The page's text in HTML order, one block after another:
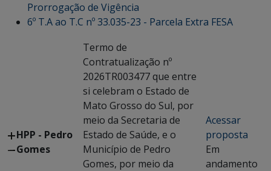
Prorrogação de Vigência
6º T.A ao T.C nº 33.035-23 - Parcela Extra FESA
HPP - Pedro
Gomes
Termo de
Contratualização nº
2026TR003477 que entre
si celebram o Estado de
Mato Grosso do Sul, por
meio da Secretaria de
Estado de Saúde, e o
Município de Pedro
Gomes, por meio da
Acessar
proposta
Em
andamento